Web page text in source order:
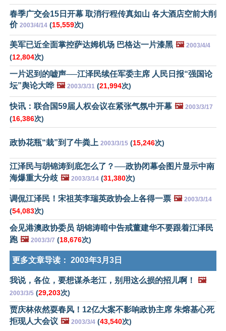
春季广交会15日开幕 取消行程传真如山 各大酒店空前大削
价 2003/4/14 (15,559次)
美军已近全面掌控萨达姆机场 巴格达一片漆黑 🖼️ 2003/4/4
(12,804次)
一片迟到的嘘声──江泽民续任军委主席 人民日报“强国论
坛”舆论大哗 🖼️ 2003/3/31 (21,994次)
快讯：联合国59届人权会议在紧张气氛中开幕 🖼️ 2003/3/17
(16,386次)
政协花瓶“栽”到了牛粪上 2003/3/15 (15,246次)
江泽民与胡锦涛到底怎么了？──政协闭幕会图片显示中南
海爆重大分歧 🖼️ 2003/3/14 (31,380次)
调侃江泽民！宋祖英李瑞英政协会上各得一票 🖼️ 2003/3/14
(54,083次)
会见港澳政协委员 胡锦涛暗中告戒董建华不要跟着江泽民
跑 🖼️ 2003/3/7 (18,676次)
更多文章导读： 2003年3月3日
我说，各位，要想谋杀老江，别用这么损的招儿啊！ 🖼️
2003/3/5 (29,203次)
贾庆林依然耍春风！12亿大案不影响政协主席 朱熔基心死
拒现人大会议 🖼️ 2003/3/4 (43,540次)